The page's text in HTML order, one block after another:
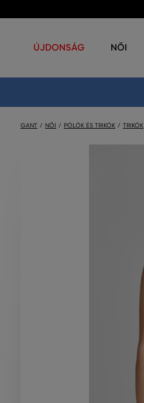
ÚJDONSÁG NŐI
GANT NŐI PÓLÓK ÉS TRIKÓK TRIKÓK